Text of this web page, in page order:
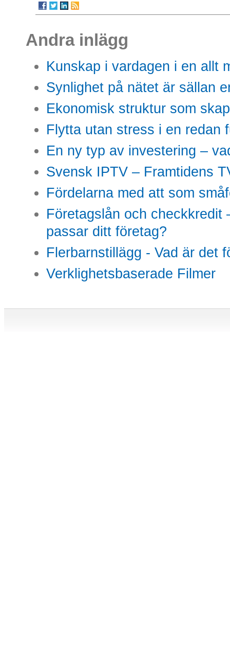
Andra inlägg
Kunskap i vardagen i en allt
Synlighet på nätet är sällan
Ekonomisk struktur som
Flytta utan stress i en redan
En ny typ av investering –
Svensk IPTV – Framtidens
Fördelarna med att som
Företagslån och checkkredit
passar ditt företag?
Flerbarnstillägg - Vad är det
Verklighetsbaserade Filmer